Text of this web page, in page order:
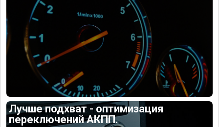
Лучше подхват - оптимизация
переключений АКПП.